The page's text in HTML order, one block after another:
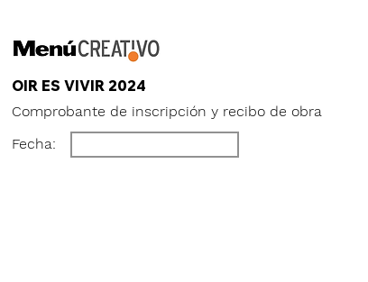
OIR ES VIVIR 2024
Comprobante de inscripción y recibo de obra
Fecha: